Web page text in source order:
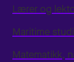
Lærer og
Maritime
Matematikk,